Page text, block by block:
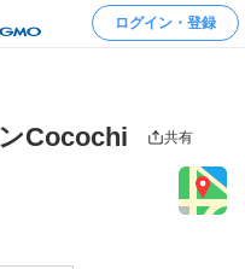
ログイン・登録
Cocochi 共有